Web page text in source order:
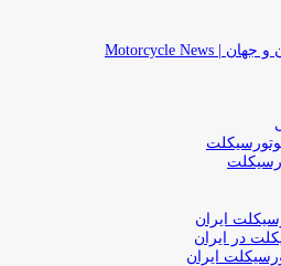
ایران
در ایران
ایران